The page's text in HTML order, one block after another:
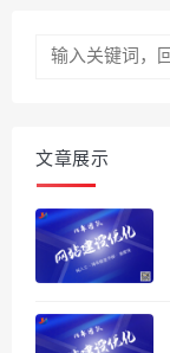
文章展示